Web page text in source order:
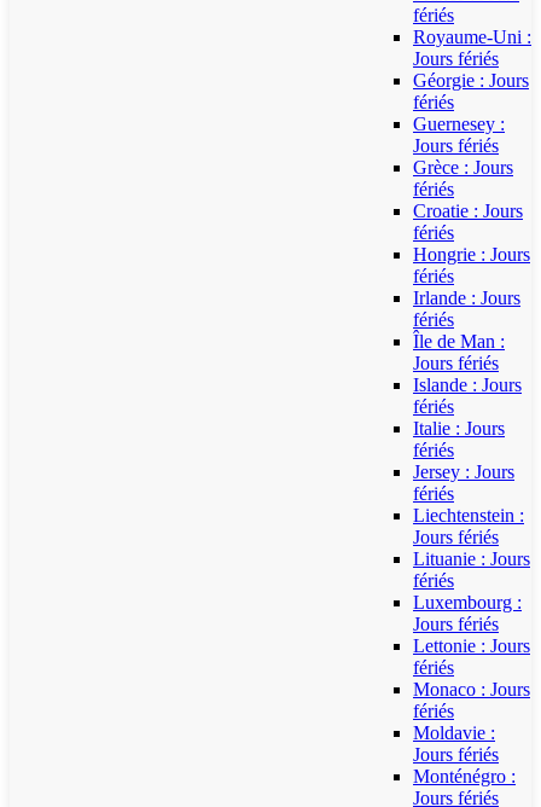
fériés
Royaume-Uni :
Jours fériés
Géorgie : Jours
fériés
Guernesey :
Jours fériés
Grèce : Jours
fériés
Croatie : Jours
fériés
Hongrie : Jours
fériés
Irlande : Jours
fériés
Île de Man :
Jours fériés
Islande : Jours
fériés
Italie : Jours
fériés
Jersey : Jours
fériés
Liechtenstein :
Jours fériés
Lituanie : Jours
fériés
Luxembourg :
Jours fériés
Lettonie : Jours
fériés
Monaco : Jours
fériés
Moldavie :
Jours fériés
Monténégro :
Jours fériés